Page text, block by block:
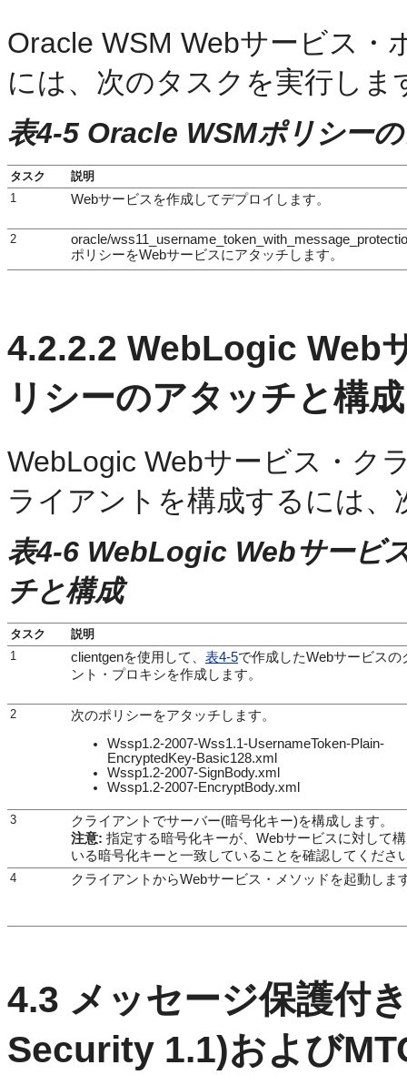
Oracle WSM Webサービス・
には、次のタスクを実行しま
表4-5 Oracle WSMポリシー
タスク
説明
1
Webサービスを作成してデプロイします。
2
oracle/
ポリシーをWebサービスにアタッチします。
4.2.2.2 WebLogic Web
リシーのアタッチと構成
WebLogic Webサービス・ク
ライアントを構成するには
表4-6 WebLogic Webサービ
チと構成
タスク
説明
1
clientgenを使用して、 表4-5で作成したWebサービスの
ント・プロキシを作成します。
2
次のポリシーをアタッチします。
Wssp1.2-2007-Wss1.1-UsernameToken-Plain-
EncryptedKey-Basic128.xml
Wssp1.2-2007-SignBody.xml
Wssp1.2-2007-EncryptBody.xml
3
クライアントでサーバー(暗号化キー)を構成します。
注意: 指定する暗号化キーが、Webサービスに対して
いる暗号化キーと一致していることを確認してくださ
4 クライアントからWebサービス・メソッドを起動しま
4.3 メッセージ保護付
Security 1.1)および